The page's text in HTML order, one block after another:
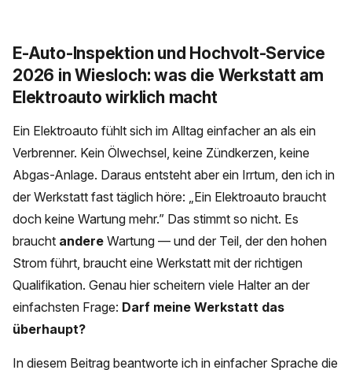
E-Auto-Inspektion und Hochvolt-Service
2026 in Wiesloch: was die Werkstatt am
Elektroauto wirklich macht
Ein Elektroauto fühlt sich im Alltag einfacher an als ein
Verbrenner. Kein Ölwechsel, keine Zündkerzen, keine
Abgas-Anlage. Daraus entsteht aber ein Irrtum, den ich in
der Werkstatt fast täglich höre: „Ein Elektroauto braucht
doch keine Wartung mehr.” Das stimmt so nicht. Es
braucht andere Wartung — und der Teil, der den hohen
Strom führt, braucht eine Werkstatt mit der richtigen
Qualifikation. Genau hier scheitern viele Halter an der
einfachsten Frage: Darf meine Werkstatt das
überhaupt?
In diesem Beitrag beantworte ich in einfacher Sprache die